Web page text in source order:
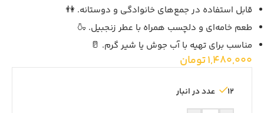
قابل استفاده در جمع‌های خانوادگی و دوستانه. 👫
طعم خامه‌ای و دلچسب همراه با عطر زنجبیل. 🍶
مناسب برای تهیه با آب جوش یا شیر گرم. 🥛
1,480,000تومان
12 عدد در انبار